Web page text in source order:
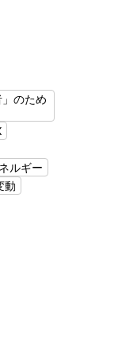
のため
ルギー
動